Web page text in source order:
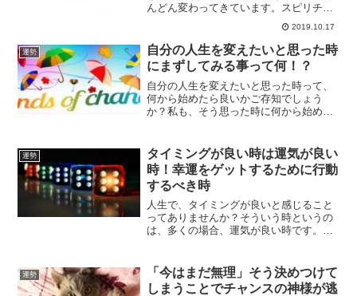
んどん変わってきています。スピリチュ
アル界だけの話ではありません。あなた
の人生に必要なものと不要なものをまず
は洗い出してみませんか？
2019.10.17
運勢
自分の人生を変えたいと思った時
にまずしてみる事って何！？
自分の人生を変えたいと思った時って、
何から始めたら良いかご存知でしょう
か？私も、そう思った時に何から始めれ
で、ゴールを決める事が最重要になって
きます。人生を変えたいなら、覚悟を決
める事です。
運勢
タイミングが良い時は運気が良い
時！幸運をゲットするために行動
するべき時
人生で、タイミングが良いと感じること
ってありませんか？そういう時というの
は、多くの場合、運気が良い時です。運
幸運をつかむために、まずは行動してい
きませんか？
運勢
「今はまだ無理」そう決めつけて
しまうことでチャンスの神様が逃